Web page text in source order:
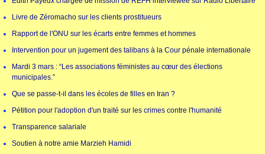
Livre de Zéromacho sur les clients prostitueurs
Rapport de l'ONU sur les écarts entre femmes et hommes
Intervention pour un jugement des talibans à la Cour pénale internationale
Mardi 3 mars : “Les associations féministes au cœur des élections
municipales.”
Que se passe-t-il dans les écoles de filles en Iran ?
Pétition pour l'adoption d'un traité sur les crimes contre l'humanité
Transparence salariale
Soutien à notre amie Marzieh Hamidi